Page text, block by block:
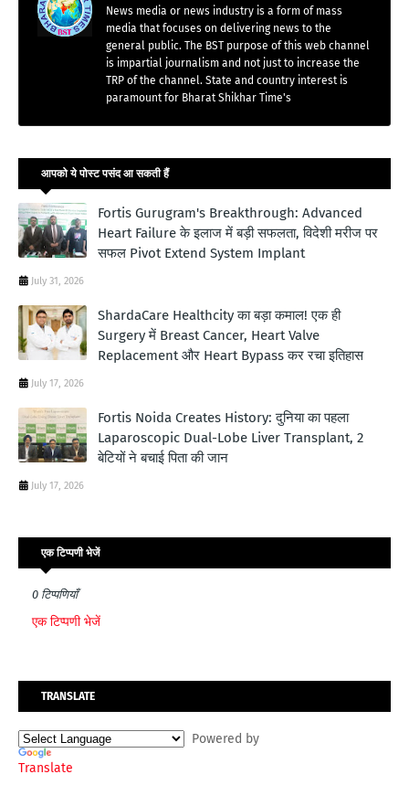
News media or news industry is a form of mass
media that focuses on delivering news to the
general public. The BST purpose of this web channel
is impartial journalism and not just to increase the
TRP of the channel. State and country interest is
paramount for Bharat Shikhar Time's
आपको ये पोस्ट पसंद आ सकती हैं
Fortis Gurugram's Breakthrough: Advanced
Heart Failure के इलाज में बड़ी सफलता, विदेशी मरीज पर
सफल Pivot Extend System Implant
July 31, 2026
ShardaCare Healthcity का बड़ा कमाल! एक ही
Surgery में Breast Cancer, Heart Valve
Replacement और Heart Bypass कर रचा इतिहास
July 17, 2026
Fortis Noida Creates History: दुनिया का पहला
Laparoscopic Dual-Lobe Liver Transplant, 2
बेटियों ने बचाई पिता की जान
July 17, 2026
एक टिप्पणी भेजें
0 टिप्पणियाँ
एक टिप्पणी भेजें
TRANSLATE
Powered by
Translate